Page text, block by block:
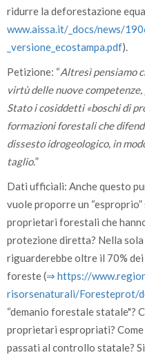
ridurre la deforestazione
www.aissa.it/­­_docs/­news/­
_versione­_ecostampa.pdf).
Petizione: “Altresì pensiamo
virtù delle nuove
Stato i cosiddetti «boschi di
formazioni forestali che
dissesto idrogeologico, in
taglio.”
Dati ufficiali: Anche questo
vuole proporre un
proprietari forestali che
protezione diretta? Nella sola
riguarderebbe oltre il 70%
foreste (⇒ https:/­/­
risorsenaturali/­Foresteprot/­
“demanio forestale statale"?
proprietari espropriati?
passati al controllo statale? Si